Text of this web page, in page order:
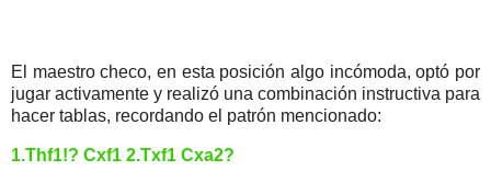
El maestro checo, en esta posición algo incómoda, optó por
jugar activamente y realizó una combinación instructiva para
hacer tablas, recordando el patrón mencionado:
1.Thf1!? Cxf1 2.Txf1 Cxa2?